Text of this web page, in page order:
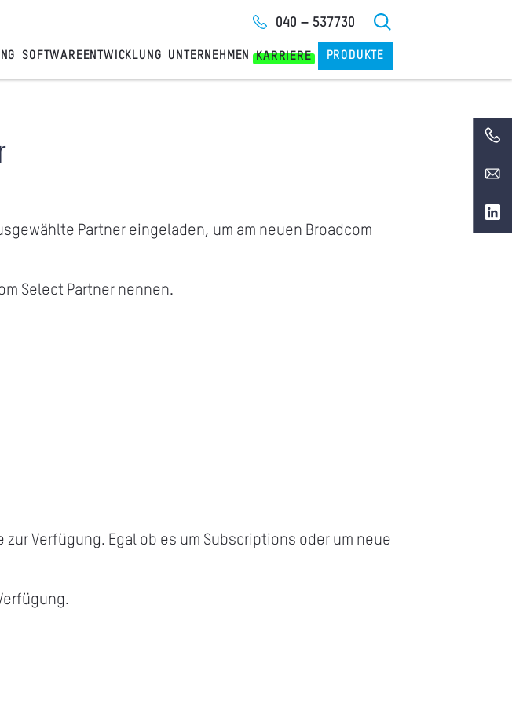
040 – 537730
SOFTWAREENTWICKLUNG UNTERNEHMEN KARRIERE PRODUKTE
Partner eingeladen, um am neuen Broadcom
Select Partner nennen.
Verfügung. Egal ob es um Subscriptions oder um neue